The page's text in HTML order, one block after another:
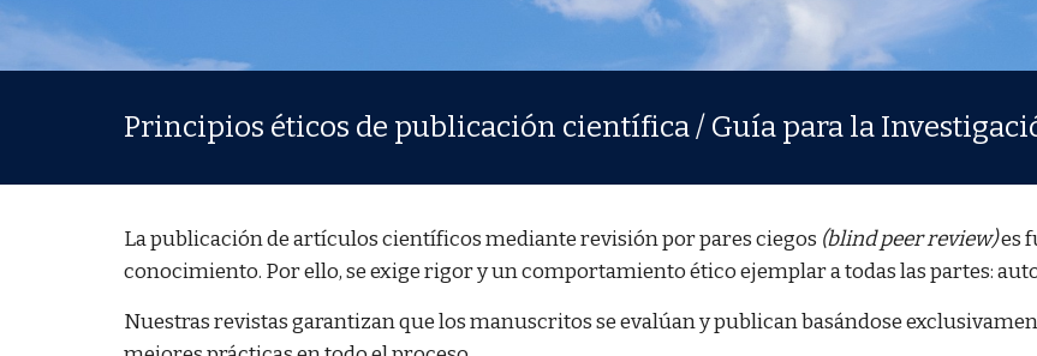
Principios éticos de publicación científica / Guía para la
La publicación de artículos científicos mediante revisión por pares ciegos (blind peer review)es
conocimiento. Por ello, se exige rigor y un comportamiento ético ejemplar a todas las partes:
Nuestras revistas garantizan que los manuscritos se evalúan y publican basándose